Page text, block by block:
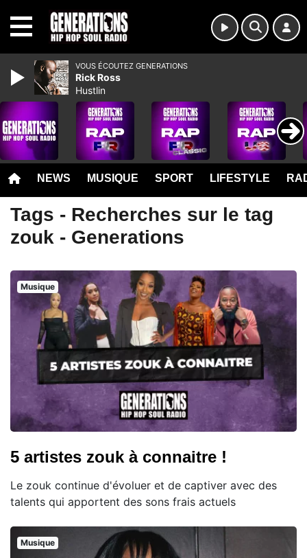
NEWS MUSIQUE SPORT LIFESTYLE
Tags - Recherches sur le tag
zouk - Generations
Musique
5 artistes zouk à connaitre !
Le zouk continue d'évoluer et de captiver avec des
talents qui apportent des sons frais actuels
Musique
VOUS ÉCOUTEZ GENERATIONS
Rick Ross
Hustlin